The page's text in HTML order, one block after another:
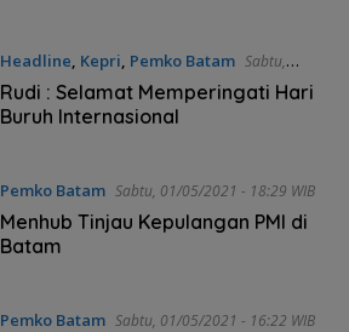
Headline, Kepri, Pemko Batam Sabtu,
01/05/2021 - 18:40 WIB
Rudi : Selamat Memperingati Hari
Buruh Internasional
Pemko Batam Sabtu, 01/05/2021 - 18:29 WIB
Menhub Tinjau Kepulangan PMI di
Batam
Pemko Batam Sabtu, 01/05/2021 - 16:22 WIB